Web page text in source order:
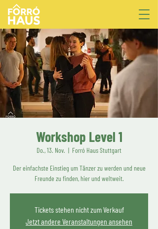
Workshop Level 1
Do., 13. Nov.
  |
Forró Haus Stuttgart
Der einfachste Einstieg um Tänzer zu werden und neue
Freunde zu finden, hier und weltweit.
Tickets stehen nicht zum Verkauf
Jetzt andere Veranstaltungen ansehen